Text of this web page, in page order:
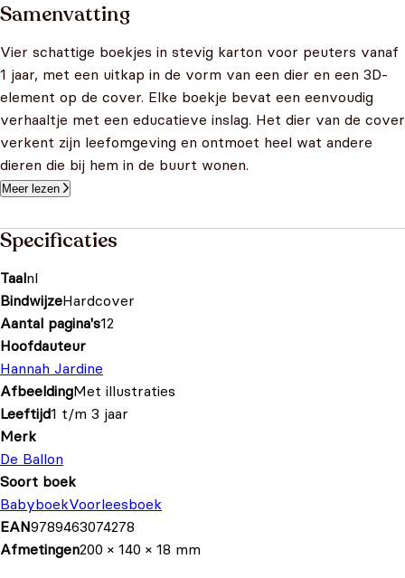
Samenvatting
Vier schattige boekjes in stevig karton voor peuters vanaf
1 jaar, met een uitkap in de vorm van een dier en een 3D-
element op de cover. Elke boekje bevat een eenvoudig
verhaaltje met een educatieve inslag. Het dier van de cover
verkent zijn leefomgeving en ontmoet heel wat andere
dieren die bij hem in de buurt wonen.
Meer lezen
Specificaties
Taalnl
BindwijzeHardcover
Aantal pagina's12
Hoofdauteur
Hannah Jardine
AfbeeldingMet illustraties
Leeftijd1 t/m 3 jaar
Merk
De Ballon
Soort boek
BabyboekVoorleesboek
EAN9789463074278
Afmetingen200 × 140 × 18 mm